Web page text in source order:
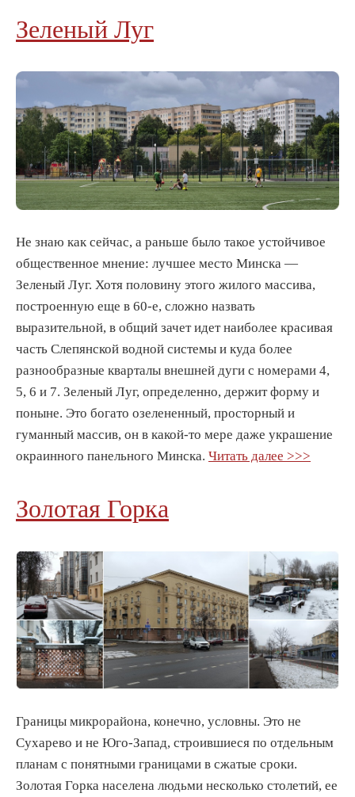
Зеленый Луг
Не знаю как сейчас, а раньше было такое устойчивое
общественное мнение: лучшее место Минска —
Зеленый Луг. Хотя половину этого жилого массива,
построенную еще в 60-е, сложно назвать
выразительной, в общий зачет идет наиболее красивая
часть Слепянской водной системы и куда более
разнообразные кварталы внешней дуги с номерами 4,
5, 6 и 7. Зеленый Луг, определенно, держит форму и
поныне. Это богато озелененный, просторный и
гуманный массив, он в какой-то мере даже украшение
окраинного панельного Минска. Читать далее >>>
Золотая Горка
Границы микрорайона, конечно, условны. Это не
Сухарево и не Юго-Запад, строившиеся по отдельным
планам с понятными границами в сжатые сроки.
Золотая Горка населена людьми несколько столетий, ее